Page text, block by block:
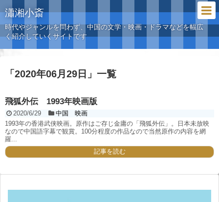
瀟湘小斎
時代やジャンルを問わず、中国の文学・映画・ドラマなどを幅広
く紹介していくサイトです
「 2020年06月29日 」 一覧
飛狐外伝 1993年映画版
2020/6/29
中国 映画
1993年の香港武侠映画。原作はご存じ金庸の「飛狐外伝」。日本未放映
なので中国語字幕で観賞。100分程度の作品なので当然原作の内容を網
羅...
記事を読む